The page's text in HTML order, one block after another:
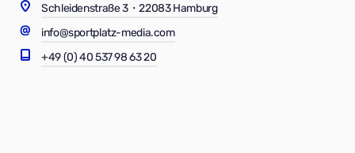
Schleidenstraße 3・22083 Hamburg
info@sportplatz-media.com
+49 (0) 40 537 98 63 20